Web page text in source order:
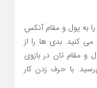
به پول و مقام آنکس
کنید. بدی ها را از
مقام تان در بازوی
با حرف زدن کار